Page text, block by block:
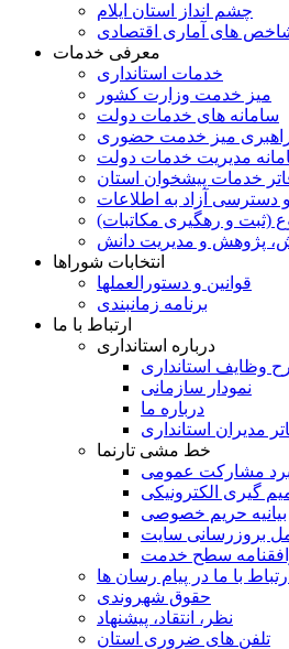
چشم انداز استان ایلام
های آماری اقتصادی
معرفی خدمات
خدمات استانداری
میز خدمت وزارت کشور
سامانه های خدمات دولت
راهبری میز خدمت حضوری
مدیریت خدمات دولت
خدمات پیشخوان استان
و دسترسی آزاد به اطلاعات
(ثبت و رهگیری مکاتبات)
پژوهش و مدیریت دانش
انتخابات شوراها
قوانین و دستورالعملها
برنامه زمانبندی
ارتباط با ما
درباره استانداری
وظایف استانداری
نمودار سازمانی
درباره ما
مدیران استانداری
خط مشی تارنما
مشارکت عمومی
گیری الکترونیکی
بیانیه حریم خصوصی
بروزرسانی سایت
سطح خدمت
ارتباط با ما در پیام رسان ها
حقوق شهروندی
نظر، انتقاد، پیشنهاد
تلفن های ضروری استان